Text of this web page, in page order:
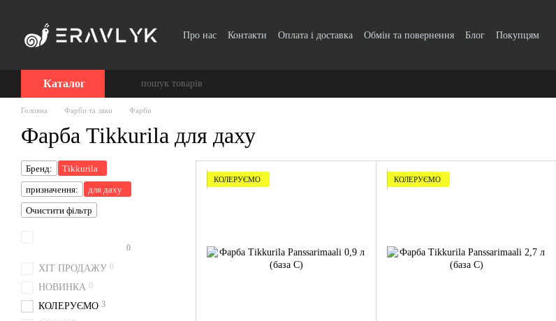
Про нас Контакти Оплата і доставка Обмін та повернення Блог Покупцям
Каталог
Головна Фарби та лаки Фарби
Фарба Tikkurila для даху
КОЛЕРУЄМО КОЛЕРУЄМО
Бренд:
Tikkurila
призначення:
для даху
Очистити фільтр
0
ХІТ ПРОДАЖУ 0
НОВИНКА 0
КОЛЕРУЄМО 3